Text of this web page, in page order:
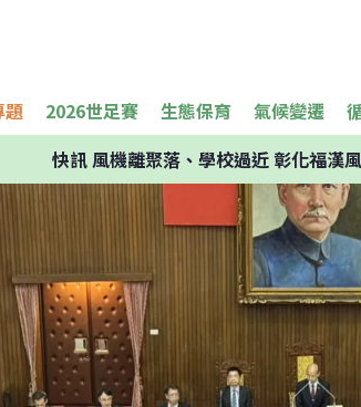
題 2026世足賽 生態保育 氣候變遷
快訊風機離聚落、學校過近 彰化福漢